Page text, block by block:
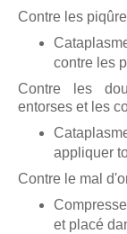
Contre les
contre les
Contre les
entorses et les
appliquer
Contre le mal
et placé